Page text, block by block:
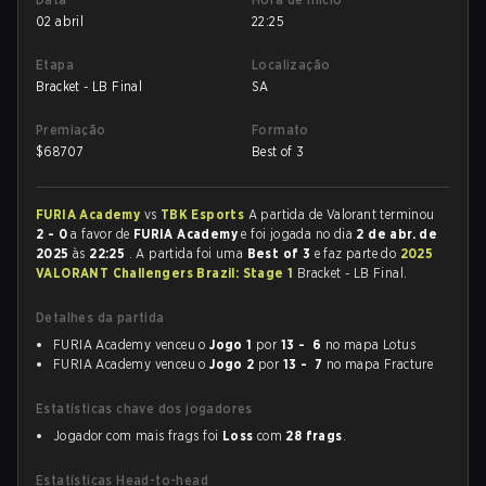
02 abril
22:25
Etapa
Bracket - LB Final
Localização
SA
Premiação
$68707
Formato
Best of 3
FURIA Academy vs TBK Esports A partida de Valorant terminou
2 - 0 a favor de FURIA Academye foi jogada no dia 2 de abr. de
2025 às 22:25 . A partida foi uma Best of 3 e faz parte do 2025
VALORANT Challengers Brazil: Stage 1 Bracket - LB Final.
Detalhes da partida
FURIA Academy venceu oJogo 1 por 13 - 6 no mapa Lotus
FURIA Academy venceu oJogo 2 por 13 - 7 no mapa Fracture
Estatísticas chave dos jogadores
Jogador com mais frags foi Loss com 28 frags.
Estatísticas Head-to-head